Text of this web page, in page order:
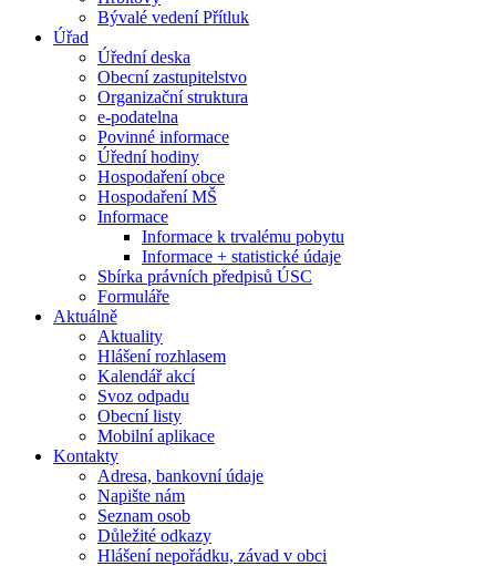
Bývalé vedení Přítluk
Úřad
Úřední deska
Obecní zastupitelstvo
Organizační struktura
e-podatelna
Povinné informace
Úřední hodiny
Hospodaření obce
Hospodaření MŠ
Informace
Informace k trvalému pobytu
Informace + statistické údaje
Sbírka právních předpisů ÚSC
Formuláře
Aktuálně
Aktuality
Hlášení rozhlasem
Kalendář akcí
Svoz odpadu
Obecní listy
Mobilní aplikace
Kontakty
Adresa, bankovní údaje
Napište nám
Seznam osob
Důležité odkazy
Hlášení nepořádku, závad v obci